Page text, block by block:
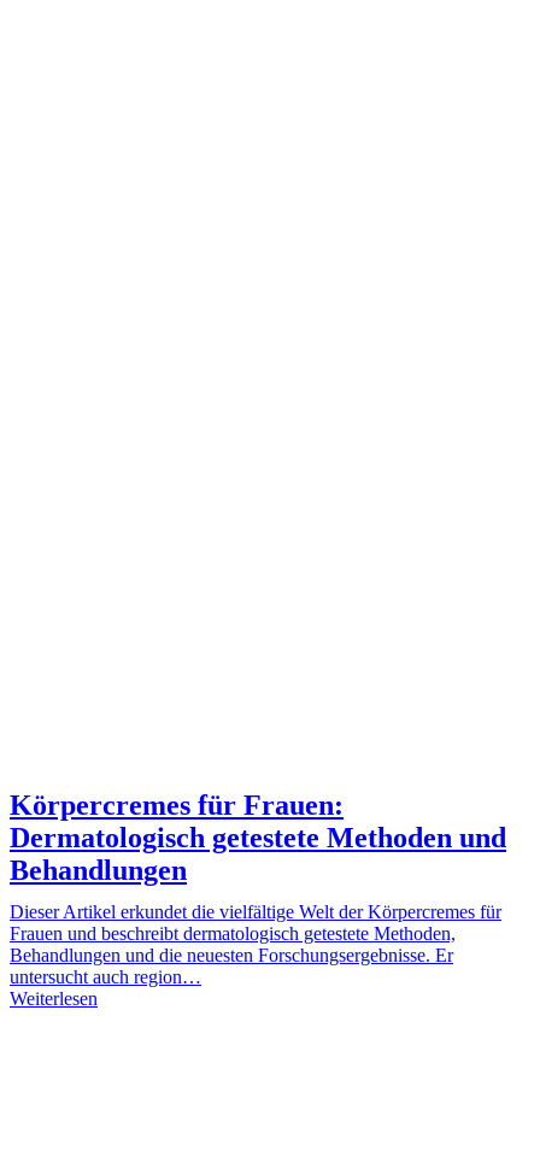
Körpercremes für Frauen:
Dermatologisch getestete Methoden und
Behandlungen
Dieser Artikel erkundet die vielfältige Welt der Körpercremes für
Frauen und beschreibt dermatologisch getestete Methoden,
Behandlungen und die neuesten Forschungsergebnisse. Er
untersucht auch region…
Weiterlesen